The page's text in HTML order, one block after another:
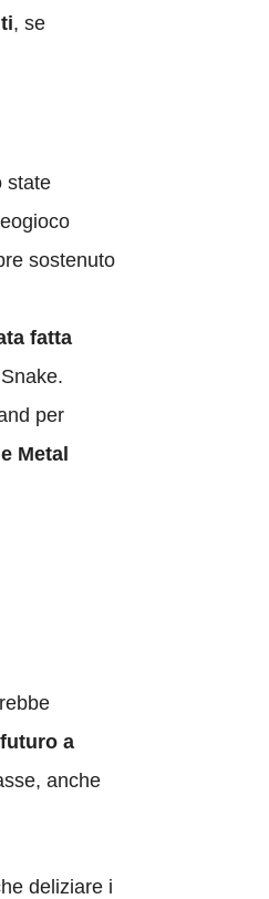
, se
state
sostenuto
fatta
per
Metal
a
anche
deliziare i